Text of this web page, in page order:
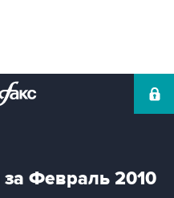
Февраль 2010